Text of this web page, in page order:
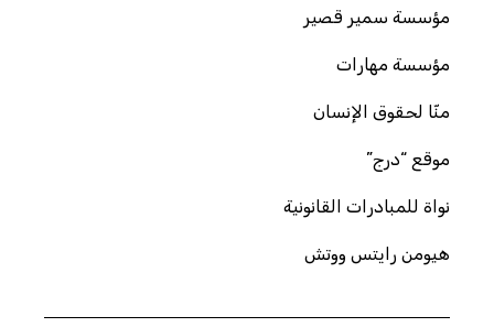
مؤسسة سمير قصير
مؤسسة مهارات
منّا لحقوق الإنسان
موقع “درج”
نواة للمبادرات القانونية
هيومن رايتس ووتش